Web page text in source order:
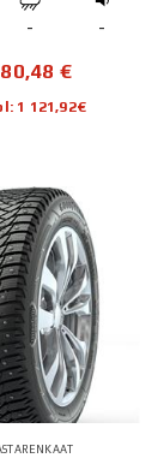
- -
€
1 121,92€